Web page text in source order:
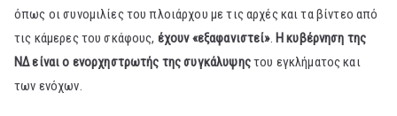
όπως οι συνομιλίες του πλοιάρχου με τις αρχές και τα βίντεο από
τις κάμερες του σκάφους, έχουν «εξαφανιστεί». Η κυβέρνηση της
ΝΔ είναι ο ενορχηστρωτής της συγκάλυψηςτου εγκλήματος και
των ενόχων.